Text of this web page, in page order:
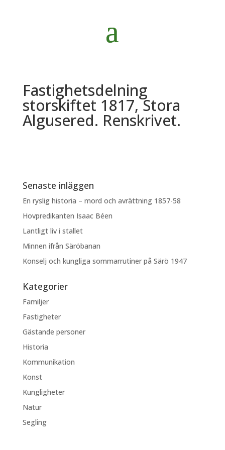
Fastighetsdelning
storskiftet 1817, Stora
Algusered. Renskrivet.
Senaste inläggen
En ryslig historia – mord och avrättning 1857-58
Hovpredikanten Isaac Béen
Lantligt liv i stallet
Minnen ifrån Säröbanan
Konselj och kungliga sommarrutiner på Särö 1947
Kategorier
Familjer
Fastigheter
Gästande personer
Historia
Kommunikation
Konst
Kungligheter
Natur
Segling